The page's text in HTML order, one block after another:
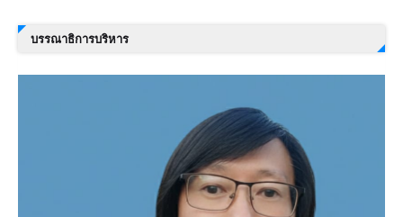
บรรณาธิการบริหาร